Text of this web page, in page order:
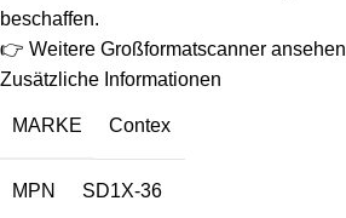
beschaffen.
👉 Weitere Großformatscanner ansehen
Zusätzliche Informationen
MARKE Contex
MPN SD1X-36